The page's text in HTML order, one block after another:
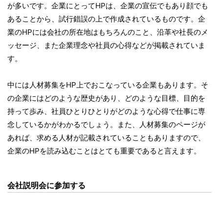
が多いです。企業にとってHPは、企業の宣伝でもあり顔でも
あることから、試行錯誤の上で作成されているものです。企
業のHPには会社の所在地はもちろんのこと、沿革や社長のメ
ッセージ、また企業理念や社員の心得などが掲載されていま
す。
中には人材募集をHP上でおこなっている企業もあります。そ
の企業にはどのような歴史があり、どのような目標、目的を
持って歩み、社員ひとりひとりがどのような心得で仕事に専
念しているかがわかるでしょう。また、人材募集のページが
あれば、求める人材が記載されていることもありますので、
企業のHPを読み込むことはとても重要であると言えます。
会社説明会に参加する